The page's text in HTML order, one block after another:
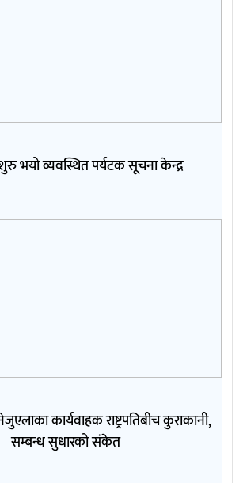
भयो व्यवस्थित पर्यटक सूचना केन्द्र
कार्यवाहक राष्ट्रपतिबीच कुराकानी,
सम्बन्ध सुधारको संकेत